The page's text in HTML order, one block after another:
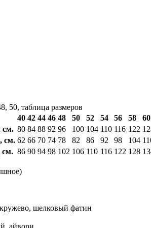
50, таблица размеров
40 42 44 46 48 50 52 54 56 58
60
см. 80 84 88 92 96 100 104 110 116 122
см. 62 66 70 74 78 82 86 92 98 104
см. 86 90 94 98 102 106 110 116 122 128
шелковый фатин
айвори